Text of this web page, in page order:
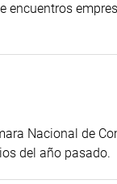
encuentros
Nacional de
del año pasado.